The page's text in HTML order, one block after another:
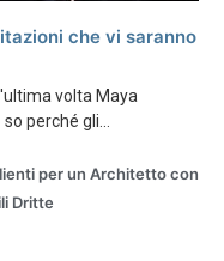
che vi saranno
volta Maya
perché gli...
per un Architetto con
Dritte